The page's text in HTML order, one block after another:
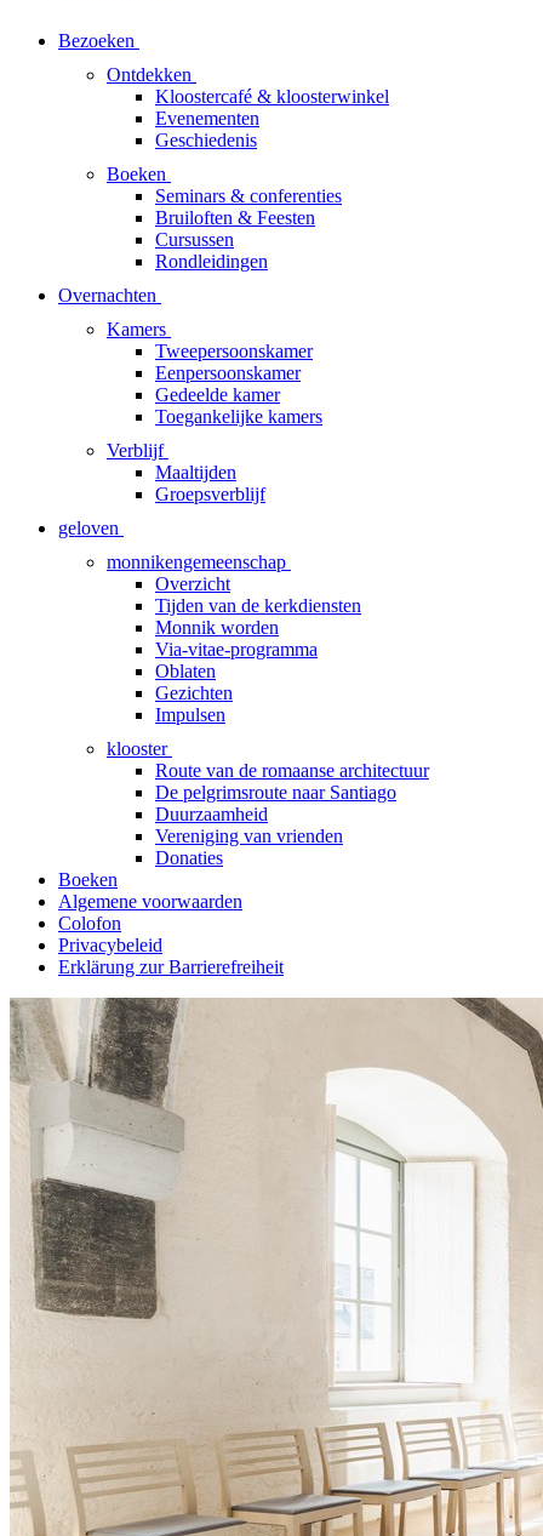
Bezoeken
Ontdekken
Kloostercafé & kloosterwinkel
Evenementen
Geschiedenis
Boeken
Seminars & conferenties
Bruiloften & Feesten
Cursussen
Rondleidingen
Overnachten
Kamers
Tweepersoonskamer
Eenpersoonskamer
Gedeelde kamer
Toegankelijke kamers
Verblijf
Maaltijden
Groepsverblijf
geloven
monnikengemeenschap
Overzicht
Tijden van de kerkdiensten
Monnik worden
Via-vitae-programma
Oblaten
Gezichten
Impulsen
klooster
Route van de romaanse architectuur
De pelgrimsroute naar Santiago
Duurzaamheid
Vereniging van vrienden
Donaties
Boeken
Algemene voorwaarden
Colofon
Privacybeleid
Erklärung zur Barrierefreiheit